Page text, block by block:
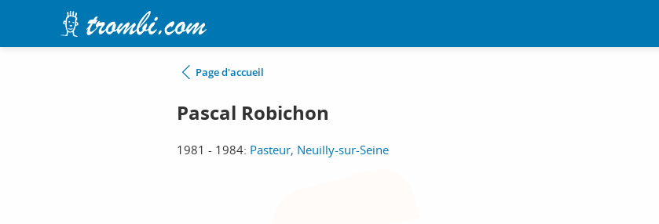
Page d'accueil
Pascal Robichon
1981 - 1984: Pasteur, Neuilly-sur-Seine